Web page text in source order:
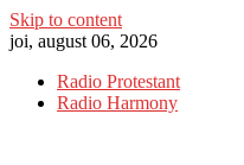
Skip to content
joi, august 06, 2026
Radio Protestant
Radio Harmony